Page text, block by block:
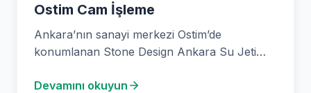
Ostim Cam İşleme
Ankara’nın sanayi merkezi Ostim’de
konumlanan Stone Design Ankara Su Jeti
Devamını okuyun